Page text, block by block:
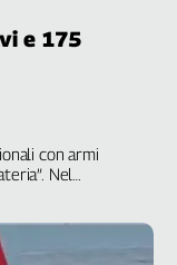
e 175
con armi
Nel